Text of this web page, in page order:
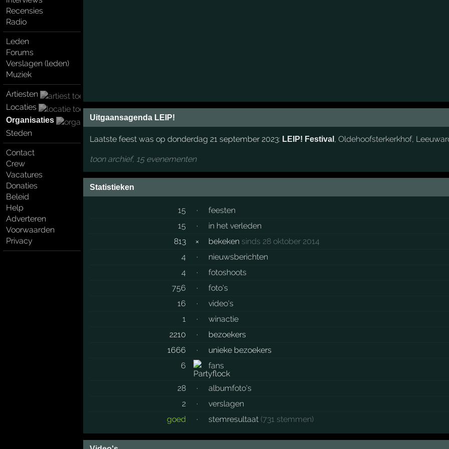
Recensies
Radio
Leden
Forums
Verslagen (leden)
Muziek
Artiesten
Locaties
Organisaties
Steden
Contact
Crew
Vacatures
Donaties
Beleid
Help
Adverteren
Voorwaarden
Privacy
Uitgaansagenda LEIP!
Laatste feest was op donderdag 21 september 2023: LEIP! Festival , Oldehoofsterkerkhof,
toon archief, 15 evenementen
Statistieken
15 ·
feesten
15
·
in het verleden
813
× bekeken sinds 28 oktober 2014
4
·
nieuwsberichten
4
·
fotoshoots
756
·
foto's
16
·
video's
1
·
winactie
2210
·
bezoekers
1666
·
unieke bezoekers
6
fans
28 ·
albumfoto's
2
·
verslagen
goed
· stemresultaat (731 stemmen)